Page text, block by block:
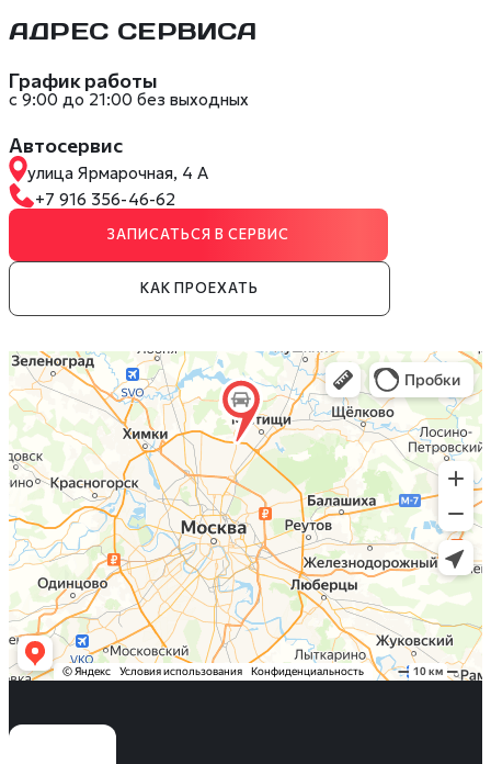
АДРЕС СЕРВИСА
График работы
с 9:00 до 21:00 без выходных
Автосервис
улица Ярмарочная, 4 А
+7 916 356-46-62
ЗАПИСАТЬСЯ В СЕРВИС
КАК ПРОЕХАТЬ